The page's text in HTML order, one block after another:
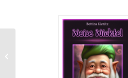
Internationaler Tag der